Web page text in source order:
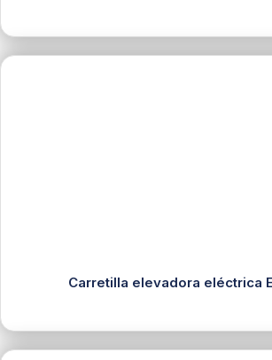
Carretilla elevadora eléctrica